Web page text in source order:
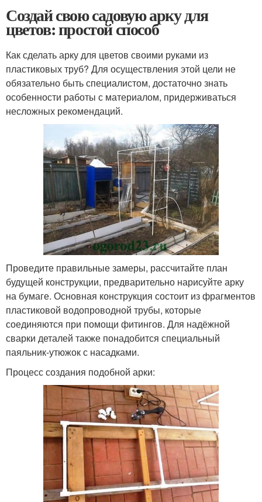
Создай свою садовую арку для
цветов: простой способ
Как сделать арку для цветов своими руками из
пластиковых труб? Для осуществления этой цели не
обязательно быть специалистом, достаточно знать
особенности работы с материалом, придерживаться
несложных рекомендаций.
Проведите правильные замеры, рассчитайте план
будущей конструкции, предварительно нарисуйте арку
на бумаге. Основная конструкция состоит из фрагментов
пластиковой водопроводной трубы, которые
соединяются при помощи фитингов. Для надёжной
сварки деталей также понадобится специальный
паяльник-утюжок с насадками.
Процесс создания подобной арки: